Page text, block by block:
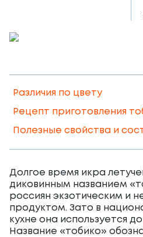
Различия по цвету
Рецепт приготовления
Полезные свойства и
Долгое время икра
диковинным названием
россиян экзотическим и
продуктом. Зато в
кухне она используется
Название «тобико»